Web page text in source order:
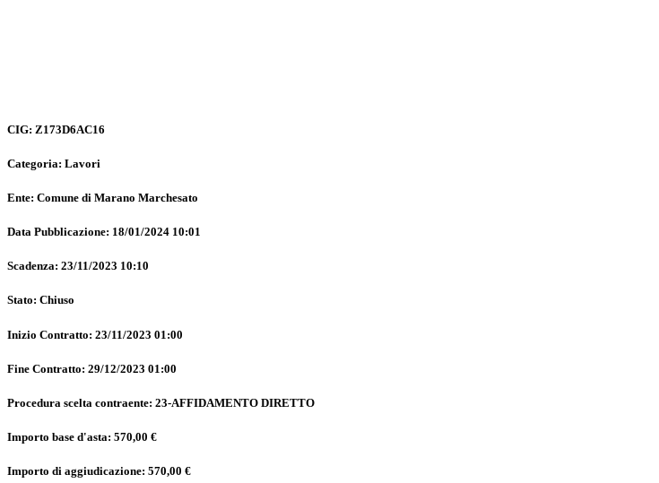
CIG: Z173D6AC16
Categoria: Lavori
Ente: Comune di Marano Marchesato
Data Pubblicazione: 18/01/2024 10:01
Scadenza: 23/11/2023 10:10
Stato: Chiuso
Inizio Contratto: 23/11/2023 01:00
Fine Contratto: 29/12/2023 01:00
Procedura scelta contraente: 23-AFFIDAMENTO DIRETTO
Importo base d'asta: 570,00 €
Importo di aggiudicazione: 570,00 €